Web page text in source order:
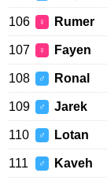
106 ♀ Rumer
107 ♀ Fayen
108 ♂ Ronal
109 ♂ Jarek
110 ♂ Lotan
111 ♂ Kaveh